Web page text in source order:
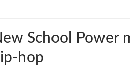
School Power
hop